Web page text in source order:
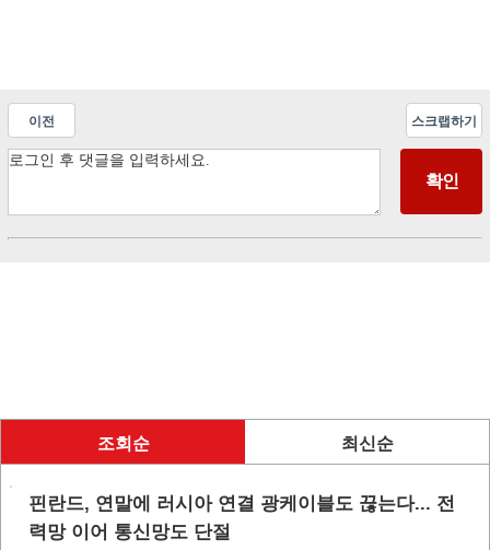
이전 스크랩하기
조회순 최신순
핀란드, 연말에 러시아 연결 광케이블도 끊는다... 전
력망 이어 통신망도 단절